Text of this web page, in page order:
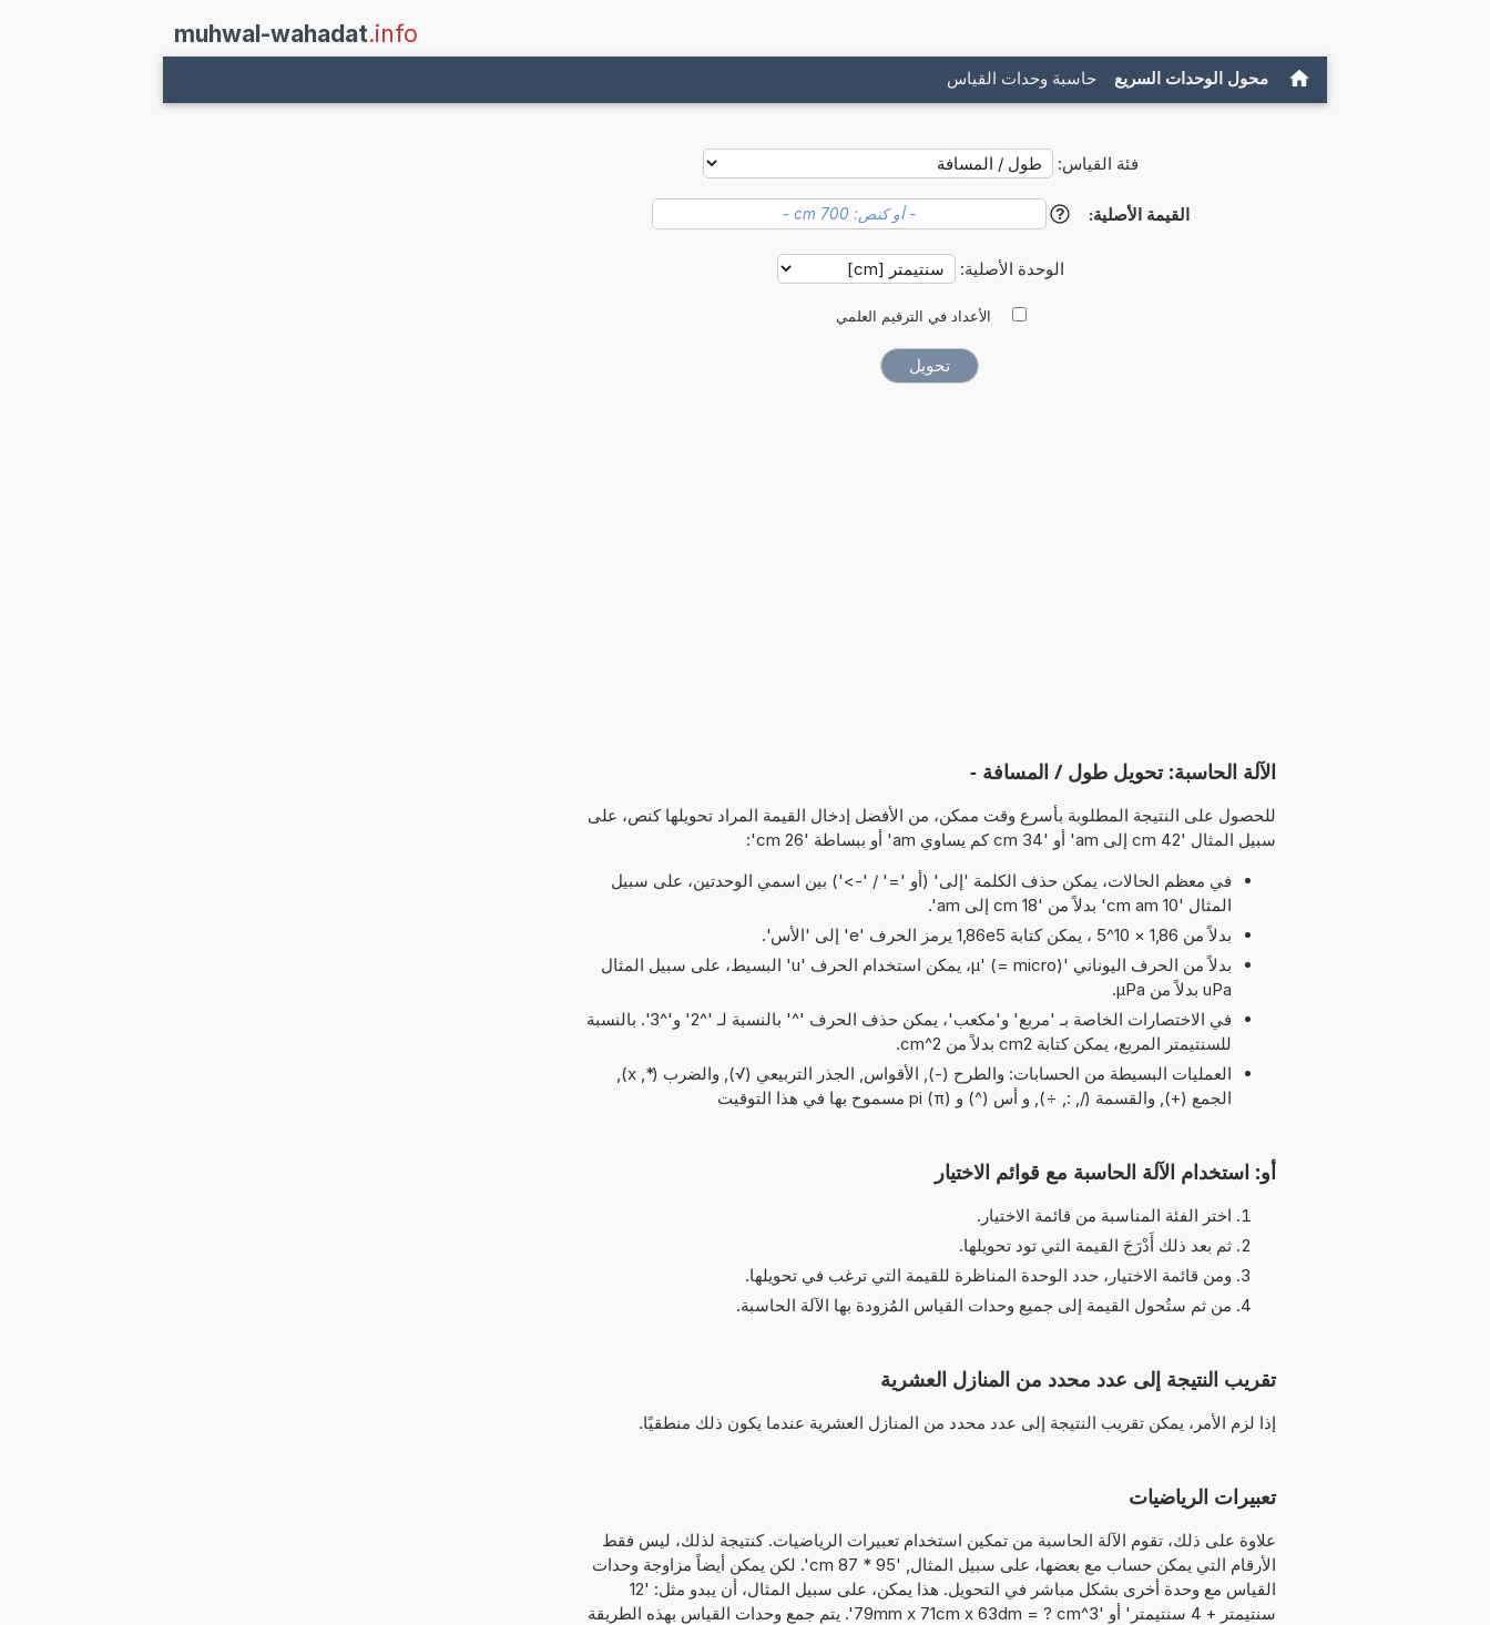
muhwal-wahadat.info
محول الوحدات السريع حاسبة وحدات القياس
فئة القياس:
القيمة الأصلية: ?
الوحدة الأصلية:
الأعداد في الترقيم العلمي
الآلة الحاسبة: تحويل طول / المسافة -
للحصول على النتيجة المطلوبة بأسرع وقت ممكن، من الأفضل إدخال القيمة المراد تحويلها كنص، على
سبيل المثال '42 cm إلى am' أو '34 cm كم يساوي am' أو ببساطة '26 cm':
في معظم الحالات، يمكن حذف الكلمة 'إلى' (أو '=' / '->') بين اسمي الوحدتين، على سبيل
المثال '10 cm am' بدلاً من '18 cm إلى am'.
بدلاً من 1,86 × 10^5 ، يمكن كتابة 1,86e5 يرمز الحرف 'e' إلى 'الأس'.
بدلاً من الحرف اليوناني 'µ' (= micro)، يمكن استخدام الحرف 'u' البسيط، على سبيل المثال
uPa بدلاً من µPa.
في الاختصارات الخاصة بـ 'مربع' و'مكعب'، يمكن حذف الحرف '^' بالنسبة لـ '^2' و'^3'. بالنسبة
للسنتيمتر المربع، يمكن كتابة cm2 بدلاً من cm^2.
العمليات البسيطة من الحسابات: والطرح (-), الأقواس, الجذر التربيعي (√), والضرب (*, x),
الجمع (+), والقسمة (/, :, ÷), و أس (^) و pi (π) مسموح بها في هذا التوقيت
أو: استخدام الآلة الحاسبة مع قوائم الاختيار
اختر الفئة المناسبة من قائمة الاختيار.
ثم بعد ذلك أَدْرَجَ القيمة التي تود تحويلها.
ومن قائمة الاختيار، حدد الوحدة المناظرة للقيمة التي ترغب في تحويلها.
من ثم ستُحول القيمة إلى جميع وحدات القياس المُزودة بها الآلة الحاسبة.
تقريب النتيجة إلى عدد محدد من المنازل العشرية
إذا لزم الأمر، يمكن تقريب النتيجة إلى عدد محدد من المنازل العشرية عندما يكون ذلك منطقيًا.
تعبيرات الرياضيات
علاوة على ذلك، تقوم الآلة الحاسبة من تمكين استخدام تعبيرات الرياضيات. كنتيجة لذلك، ليس فقط
الأرقام التي يمكن حساب مع بعضها، على سبيل المثال, '95 * 87 cm'. لكن يمكن أيضاً مزاوجة وحدات
القياس مع وحدة أخرى بشكل مباشر في التحويل. هذا يمكن، على سبيل المثال، أن يبدو مثل: '12
سنتيمتر + 4 سنتيمتر' أو '79mm x 71cm x 63dm = ? cm^3'. يتم جمع وحدات القياس بهذه الطريقة